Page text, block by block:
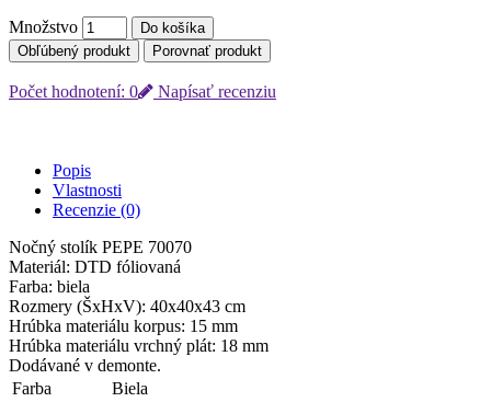
Množstvo
Do košíka
Obľúbený produkt
Porovnať produkt
Počet hodnotení: 0 Napísať recenziu
Popis
Vlastnosti
Recenzie (0)
Nočný stolík PEPE 70070
Materiál: DTD fóliovaná
Farba: biela
Rozmery (ŠxHxV): 40x40x43 cm
Hrúbka materiálu korpus: 15 mm
Hrúbka materiálu vrchný plát: 18 mm
Dodávané v demonte.
Farba
Biela